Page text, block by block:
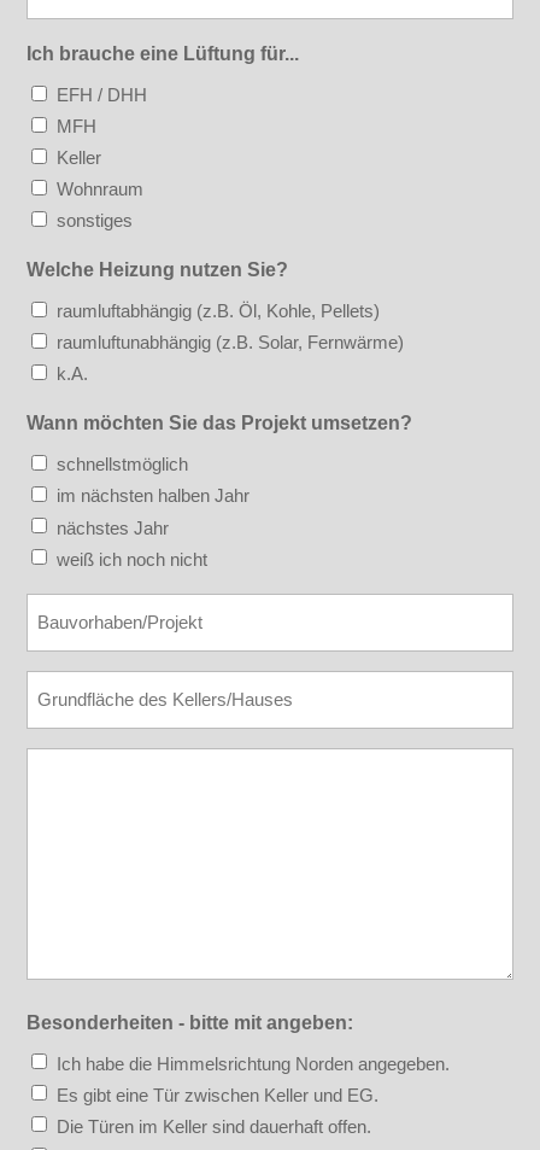
Ich brauche eine Lüftung für...
EFH / DHH
MFH
Keller
Wohnraum
sonstiges
Welche Heizung nutzen Sie?
raumluftabhängig (z.B. Öl, Kohle, Pellets)
raumluftunabhängig (z.B. Solar, Fernwärme)
k.A.
Wann möchten Sie das Projekt umsetzen?
schnellstmöglich
im nächsten halben Jahr
nächstes Jahr
weiß ich noch nicht
Besonderheiten - bitte mit angeben:
Ich habe die Himmelsrichtung Norden angegeben.
Es gibt eine Tür zwischen Keller und EG.
Die Türen im Keller sind dauerhaft offen.